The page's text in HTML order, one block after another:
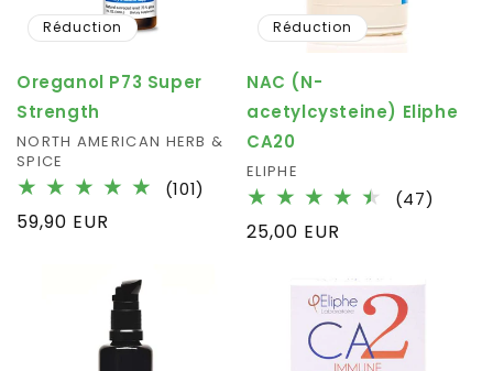
Réduction
Oreganol P73 Super
Strength
Fournisseur :
NORTH AMERICAN HERB &
SPICE
(101)
Prix
59,90 EUR
Réduction
NAC (N-
acetylcysteine) Eliphe
CA20
Fournisseur :
ELIPHE
(47)
Prix
25,00 EUR